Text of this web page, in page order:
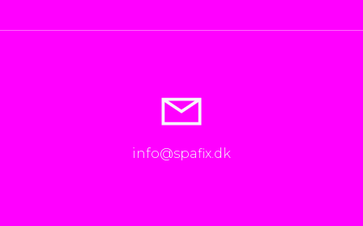
info@spafix.dk